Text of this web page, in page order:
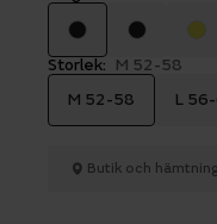
Storlek: M 52-58
M 52-58
L
Butik och